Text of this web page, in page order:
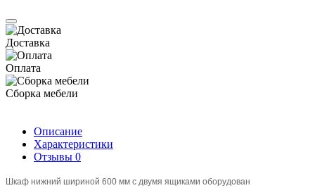
Доставка
Оплата
Сборка мебели
Описание
Характеристики
Отзывы 0
Шкаф нижний шириной 600 мм с двумя ящиками оборудован